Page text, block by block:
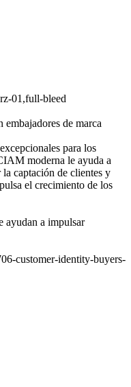
01,full-bleed
embajadores de marca
para los
moderna le ayuda a
captación de clientes y
el crecimiento de los
ayudan a impulsar
customer-identity-buyers-